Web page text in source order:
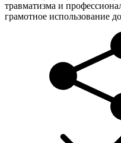
травматизма и
грамотное использование